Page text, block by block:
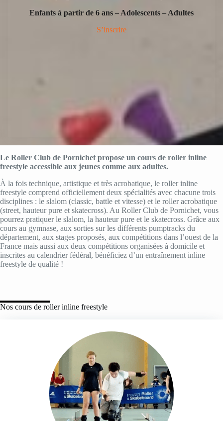
Enfants à partir de 6 ans – Adolescents – Adultes
S’inscrire
Le Roller Club de Pornichet propose un cours de roller inline
freestyle accessible aux jeunes comme aux adultes.
À la fois technique, artistique et très acrobatique, le roller inline
freestyle comprend officiellement deux spécialités avec chacune trois
disciplines : le slalom (classic, battle et vitesse) et le roller acrobatique
(street, hauteur pure et skatecross). Au Roller Club de Pornichet, vous
pourrez pratiquer le slalom, la hauteur pure et le skatecross. Grâce aux
cours au gymnase, aux sorties sur les différents pumptracks du
département, aux stages proposés, aux compétitions dans l’ouest de la
France mais aussi aux deux compétitions organisées à domicile et
inscrites au calendrier fédéral, bénéficiez d’un entraînement inline
freestyle de qualité !
Nos cours de roller inline freestyle